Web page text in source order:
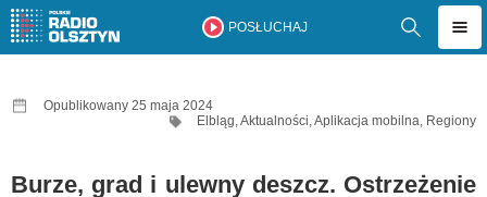
POSŁUCHAJ
Opublikowany 25 maja 2024
Elbląg,Aktualności,Aplikacja mobilna, Regiony
Burze, grad i ulewny deszcz. Ostrzeżenie